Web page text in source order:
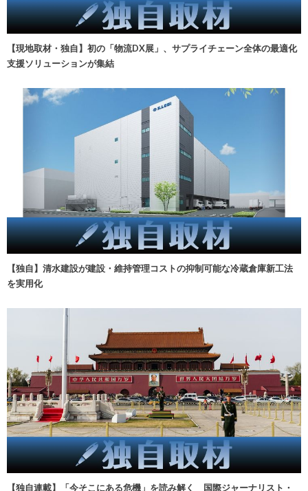
【現地取材・独自】初の「物流DX展」、サプライチェーン全体の最適化
支援ソリューションが集結
【独自】清水建設が建設・維持管理コストの抑制可能な冷蔵倉庫新工法
を実用化
【独自連載】「今そこにある危機」を読み解く 国際ジャーナリスト・